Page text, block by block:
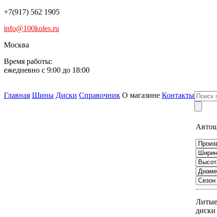
+7(917) 562 1905
info@100koles.ru
Москва
Время работы:
ежедневно с 9:00 до 18:00
Главная Шины Диски Справочник О магазине Контакты
Литые
диски